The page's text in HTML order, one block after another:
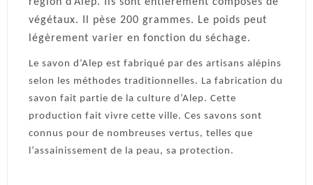
végétaux. Il pèse 200 grammes. Le poids peut
légèrement varier en fonction du séchage.
Le savon d’Alep est fabriqué par des artisans alépins
selon les méthodes traditionnelles. La fabrication du
savon fait partie de la culture d’Alep. Cette
production fait vivre cette ville. Ces savons sont
connus pour de nombreuses vertus, telles que
l’assainissement de la peau, sa protection.